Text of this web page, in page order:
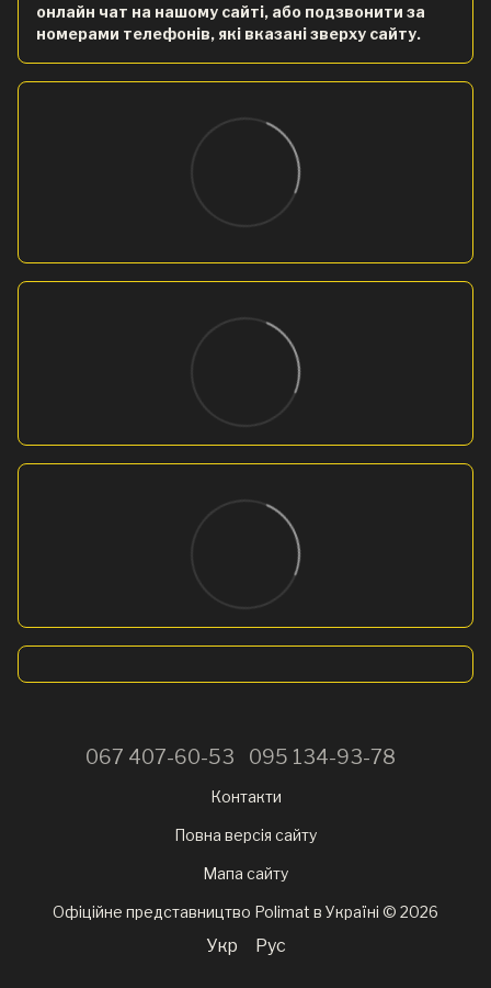
онлайн чат на нашому сайті, або подзвонити за
номерами телефонів, які вказані зверху сайту.
067 407-60-53 095 134-93-78
Контакти
Повна версія сайту
Мапа сайту
Офіційне представництво Polimat в Україні © 2026
Укр Рус